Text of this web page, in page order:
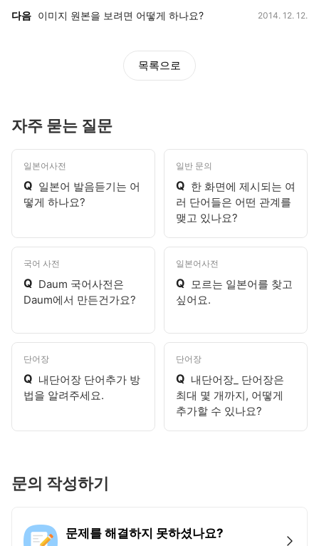
다음 이미지 원본을 보려면 어떻게 하나요? 2014. 12. 12.
목록으로
자주 묻는 질문
일본어사전
Q 일본어 발음듣기는 어
떻게 하나요?
일반 문의
Q 한 화면에 제시되는 여
러 단어들은 어떤 관계를
맺고 있나요?
국어 사전
Q Daum 국어사전은
Daum에서 만든건가요?
일본어사전
Q 모르는 일본어를 찾고
싶어요.
단어장
Q 내단어장 단어추가 방
법을 알려주세요.
단어장
Q 내단어장_ 단어장은
최대 몇 개까지, 어떻게
추가할 수 있나요?
문의 작성하기
문제를 해결하지 못하셨나요?